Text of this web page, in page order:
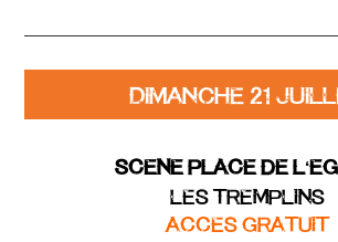
DIMANCHE 21
SCENE PLACE DE L ‘
LES TREMPLINS
ACCES GRATUIT